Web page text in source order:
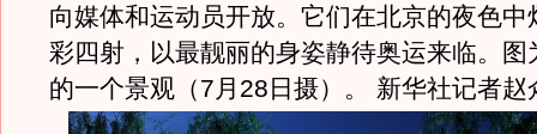
向媒体和运动员开放。它们在北京的夜色中
彩四射，以最靓丽的身姿静待奥运来临。图
的一个景观（7月28日摄）。 新华社记者赵